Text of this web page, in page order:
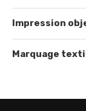
Impression
Marquage